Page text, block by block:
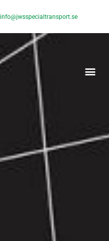
info@jwsspecialtransport.se